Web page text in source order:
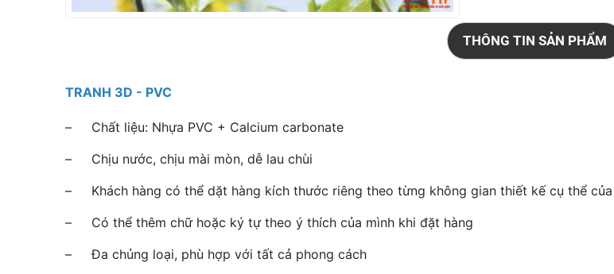
THÔNG TIN SẢN PHẨM
TRANH 3D - PVC
– Chất liệu: Nhựa PVC + Calcium carbonate
– Chịu nước, chịu mài mòn, dễ lau chùi
– Khách hàng có thể dặt hàng kích thước riêng theo từng không gian thiết kế cụ thể của
– Có thể thêm chữ hoặc ký tự theo ý thích của mình khi đặt hàng
– Đa chủng loại, phù hợp với tất cả phong cách